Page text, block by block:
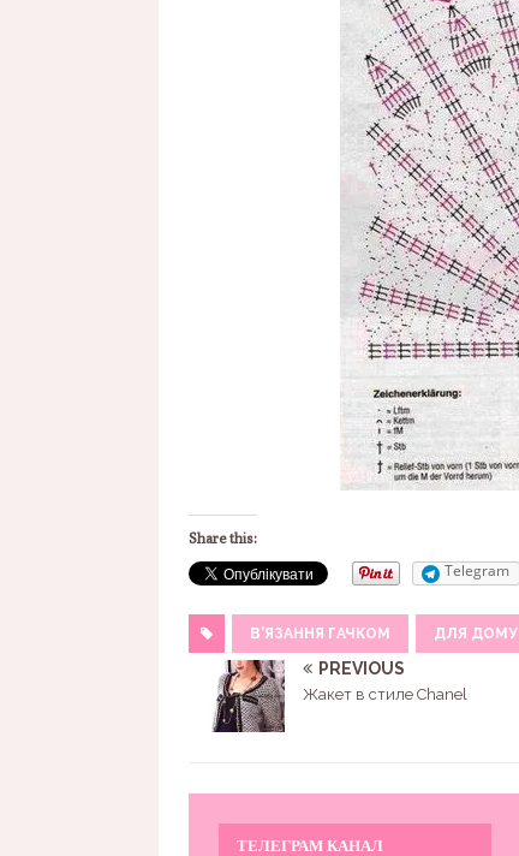
Share this:
Telegram
В'ЯЗАННЯ ГАЧКОМ ДЛЯ ДОМУ
PREVIOUS
Жакет в стиле Chanel
ТЕЛЕГРАМ КАНАЛ